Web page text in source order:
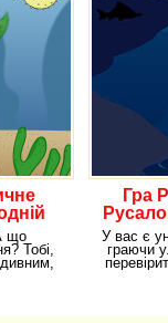
що
Тобі,
Гра
У вас є
граючи